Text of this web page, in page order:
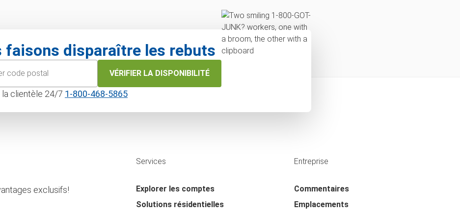
faisons disparaître les rebuts
VÉRIFIER LA DISPONIBILITÉ
la clientèle 24/7 1‑800‑468‑5865
exclusifs!
Services
Explorer les comptes
Solutions résidentielles
Entreprise
Commentaires
Emplacements